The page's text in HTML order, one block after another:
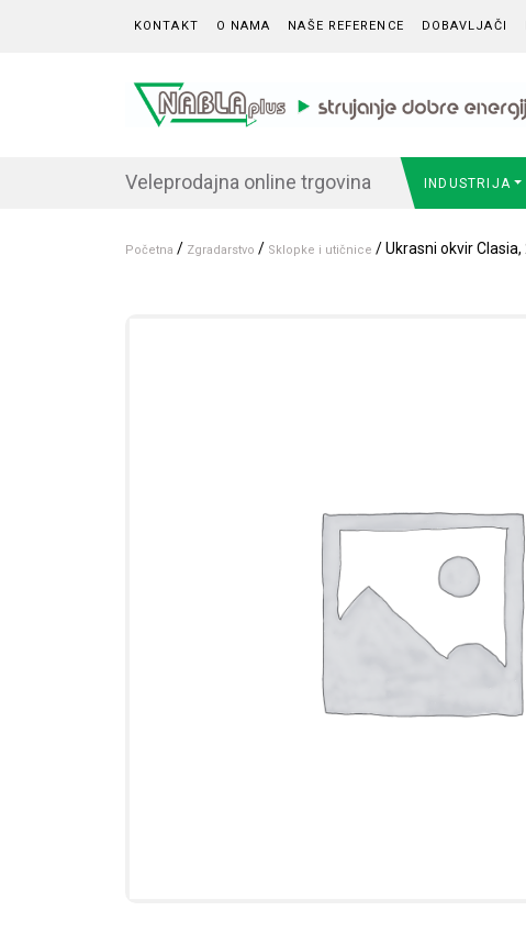
KONTAKT O NAMA NAŠE REFERENCE DOBAVLJAČI
Veleprodajna online trgovina INDUSTRIJA
Početna / Zgradarstvo / Sklopke i utičnice / Ukrasni okvir